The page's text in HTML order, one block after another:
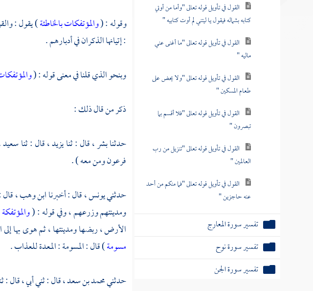
القول في تأويل قوله تعالى "وأما من أوتي
كتابه بشماله فيقول يا ليتني لم أوت كتابيه "
القول في تأويل قوله تعالى "ما أغنى عني
ماليه "
القول في تأويل قوله تعالى "ولا يحض على
طعام المسكين "
القول في تأويل قوله تعالى "فلا أقسم بما
تبصرون "
القول في تأويل قوله تعالى "تنزيل من رب
العالمين "
القول في تأويل قوله تعالى "فما منكم من أحد
عنه حاجزين "
تفسير سورة المعارج
تفسير سورة نوح
تفسير سورة الجن
وقوله : (والمؤتفكات بالخاطئة) يقول :
: إتيانها الذكران في أدبارهم .
وبنحو الذي قلنا في معنى قوله : (
ذكر من قال ذلك :
حدثنابشر ،قال : ثنايزيد ،قال : ثناسعيد
فرعون ومن معه ) .
حدثنييونس ،قال : أخبرناابن وهب ،
ومدينتهم وزرعهم ، وفي قوله : (
الأرض ، ربضها ومدينتها ، ثم هوى بها
مسومة) قال : المسومة : المعدة للعذاب .
حدثنيمحمد بن سعد ،قال : ثني أبي ، قال